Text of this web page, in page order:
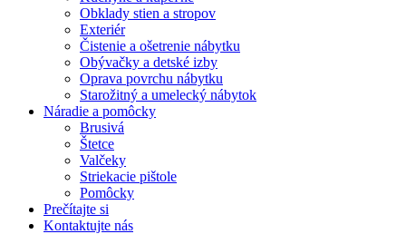
Obklady stien a stropov
Exteriér
Čistenie a ošetrenie nábytku
Obývačky a detské izby
Oprava povrchu nábytku
Starožitný a umelecký nábytok
Náradie a pomôcky
Brusivá
Štetce
Valčeky
Striekacie pištole
Pomôcky
Prečítajte si
Kontaktujte nás